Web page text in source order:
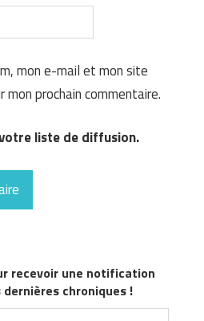
mon e-mail et mon site
prochain commentaire.
liste de diffusion.
recevoir une notification
chroniques !